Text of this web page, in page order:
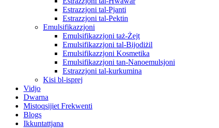
Estrazzjoni tal-Pjanti
Estrazzjoni tal-Pektin
Emulsifikazzjoni
Emulsifikazzjoni taż-Żejt
Emulsifikazzjoni tal-Bijodiżil
Emulsifikazzjoni Kosmetika
Emulsifikazzjoni tan-Nanoemulsjoni
Estrazzjoni tal-kurkumina
Kisi bl-isprej
Vidjo
Dwarna
Mistoqsijiet Frekwenti
Blogs
Ikkuntattjana